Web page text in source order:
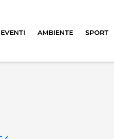
EVENTI AMBIENTE SPORT